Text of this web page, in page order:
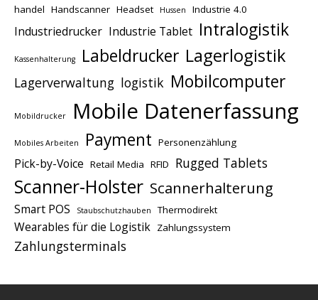
handel Handscanner Headset Hussen Industrie 4.0
Industriedrucker Industrie Tablet Intralogistik
Kassenhalterung Labeldrucker Lagerlogistik
Lagerverwaltung logistik Mobilcomputer
Mobildrucker Mobile Datenerfassung
Mobiles Arbeiten Payment Personenzählung
Pick-by-Voice Retail Media RFID Rugged Tablets
Scanner-Holster Scannerhalterung
Smart POS Staubschutzhauben Thermodirekt
Wearables für die Logistik Zahlungssystem
Zahlungsterminals